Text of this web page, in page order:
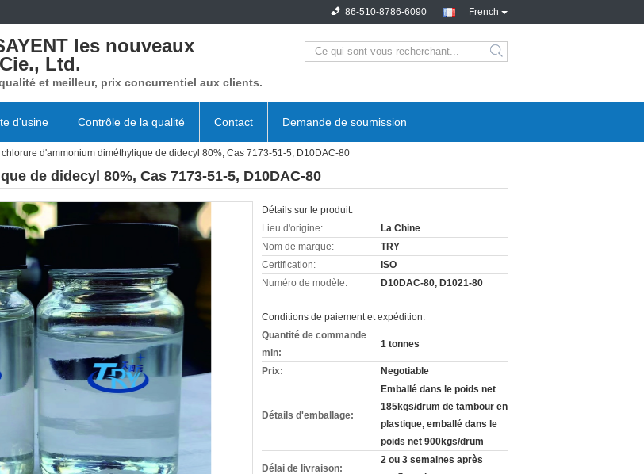
French
86-510-8786-6090
les nouveaux
Ltd.
et meilleur, prix concurrentiel aux clients.
d'usine Contrôle de la qualité Contact Demande de soumission
chlorure d'ammonium diméthylique de didecyl 80%, Cas 7173-51-5, D10DAC-80
de didecyl 80%, Cas 7173-51-5, D10DAC-80
Détails sur le produit:
Lieu d'origine:
La Chine
Nom de marque:
TRY
Certification:
ISO
Numéro de modèle:
D10DAC-80, D1021-80
Conditions de paiement et expédition:
Quantité de commande
min:
1 tonnes
Prix: Negotiable
Détails d'emballage:
Emballé dans le poids net
185kgs/drum de tambour en
plastique, emballé dans le
poids net 900kgs/drum
Délai de livraison:
2 ou 3 semaines après